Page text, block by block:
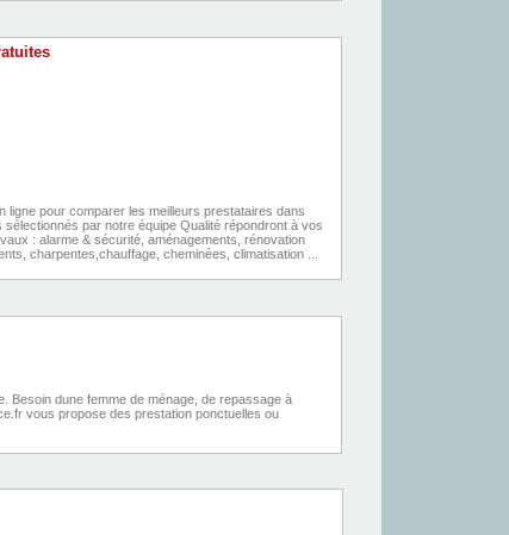
ligne pour comparer les meilleurs prestataires dans
par notre équipe Qualité répondront à vos
: alarme & sécurité, aménagements, rénovation
charpentes,chauffage, cheminées, climatisation ...
Besoin dune femme de ménage, de repassage à
vous propose des prestation ponctuelles ou